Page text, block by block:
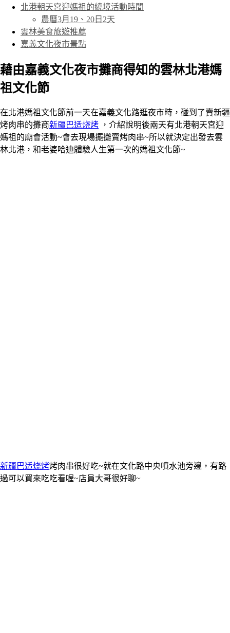
北港朝天宮迎媽祖的繞境活動時間
農曆3月19、20日2天
雲林美食旅遊推薦
嘉義文化夜市景點
藉由嘉義文化夜市攤商得知的雲林北港媽
祖文化節
在北港媽祖文化節前一天在嘉義文化路逛夜市時，碰到了賣新疆
烤肉串的攤商新疆巴适烧烤 ，介紹說明後兩天有北港朝天宮迎
媽祖的廟會活動~會去現場擺攤賣烤肉串~所以就決定出發去雲
林北港，和老婆哈迪體驗人生第一次的媽祖文化節~
新疆巴适烧烤烤肉串很好吃~就在文化路中央噴水池旁邊，有路
過可以買來吃吃看喔~店員大哥很好聊~